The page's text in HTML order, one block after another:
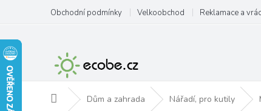
obsah
Obchodní podmínky Velkoobchod Reklamace a
Domů Dům a zahrada Nářadí, pro kutily